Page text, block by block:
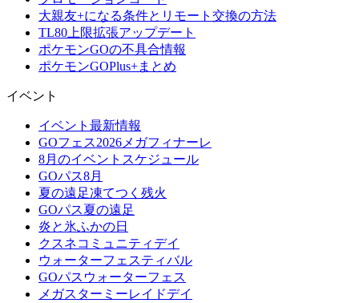
大親友+になる条件とリモート交換の方法
TL80上限拡張アップデート
ポケモンGOの不具合情報
ポケモンGOPlus+まとめ
イベント
イベント最新情報
GOフェス2026メガフィナーレ
8月のイベントスケジュール
GOパス8月
夏の遠足凍てつく残火
GOパス夏の遠足
炎と氷ふかの日
クスネコミュニティデイ
ウォーターフェスティバル
GOパスウォーターフェス
メガスターミーレイドデイ